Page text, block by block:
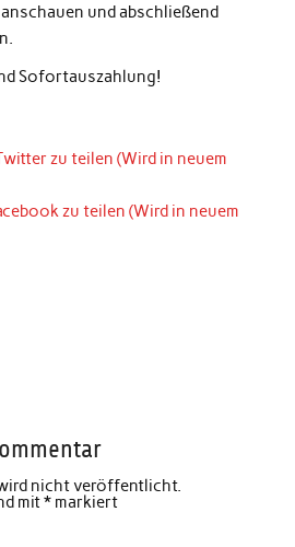
und abschließend
Sofortauszahlung!
zu teilen (Wird in neuem
zu teilen (Wird in neuem
nicht veröffentlicht.
mit*markiert